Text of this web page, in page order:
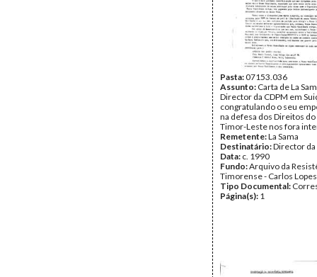
Pasta:07153.036
Assunto: Carta de La
Director da CDPM em
congratulando o seu
na defesa dos Direitos do
Timor-Leste nos fora
Remetente:La Sama
Destinatário:Director da
Data: c. 1990
Fundo:Arquivo da
Timorense - Carlos Lopes
Tipo Documental:
Página(s): 1